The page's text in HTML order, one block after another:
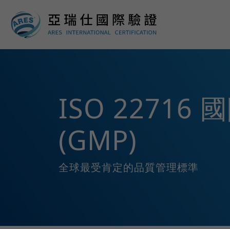
ISO 22716
(GMP)
全球最受肯定的品質管理標準